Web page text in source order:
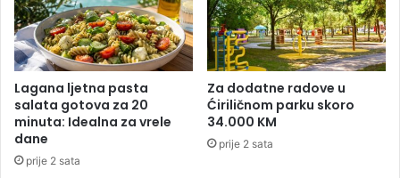
i
č
k
e
k
a
n
d
i
Lagana ljetna pasta
salata gotova za 20
minuta: Idealna za vrele
dane
prije 2 sata
Za dodatne radove u
Ćiriličnom parku skoro
34.000 KM
prije 2 sata